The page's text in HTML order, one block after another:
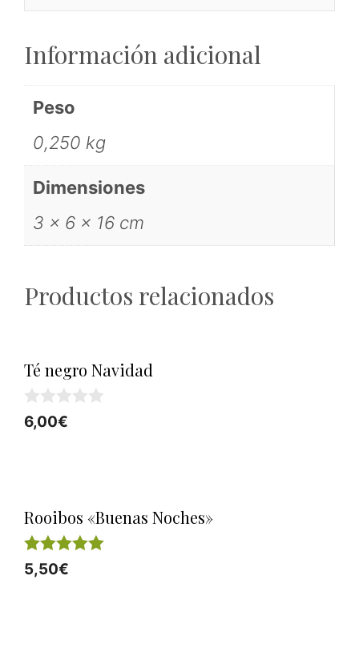
Información adicional
Peso
0,250 kg
Dimensiones
3 × 6 × 16 cm
Productos relacionados
Té negro Navidad
0
d
6,00€
Rooibos «Buenas Noches»
5.00
de 5
5,50€